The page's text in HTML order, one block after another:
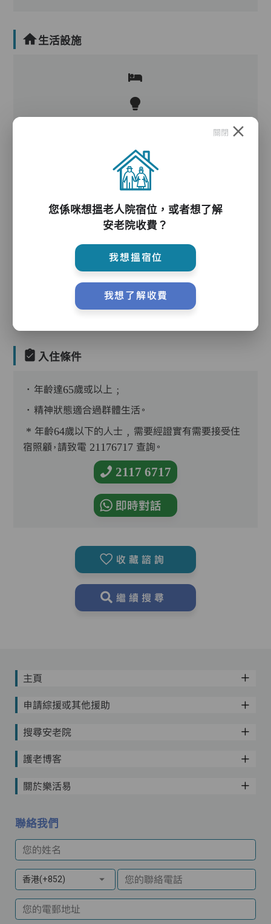
生活設施
護理評估、執藥、核派藥、量度生命表徵、協助沐
浴、餵飯、換尿片
入住條件
．年齡達65歲或以上﹔
．精神狀態適合過群體生活。
* 年齡64歲以下的人士﹐需要經證實有需要接受住
宿照顧，請致電 21176717 查詢。
2117 6717
即時對話
收藏諮詢
繼續搜尋
主頁
申請綜援或其他援助
搜尋安老院
護老博客
關於樂活易
聯絡我們
您的姓名
香港(+852) 您的聯絡電話
您的電郵地址
關閉
您係咪想搵老人院宿位，或者想了解
安老院收費？
我想搵宿位
我想了解收費